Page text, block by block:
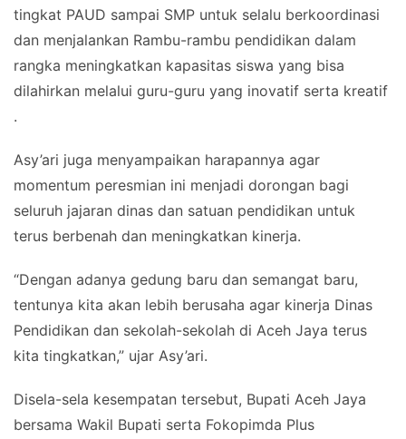
tingkat PAUD sampai SMP untuk selalu berkoordinasi
dan menjalankan Rambu-rambu pendidikan dalam
rangka meningkatkan kapasitas siswa yang bisa
dilahirkan melalui guru-guru yang inovatif serta kreatif
.
Asy’ari juga menyampaikan harapannya agar
momentum peresmian ini menjadi dorongan bagi
seluruh jajaran dinas dan satuan pendidikan untuk
terus berbenah dan meningkatkan kinerja.
“Dengan adanya gedung baru dan semangat baru,
tentunya kita akan lebih berusaha agar kinerja Dinas
Pendidikan dan sekolah-sekolah di Aceh Jaya terus
kita tingkatkan,” ujar Asy’ari.
Disela-sela kesempatan tersebut, Bupati Aceh Jaya
bersama Wakil Bupati serta Fokopimda Plus